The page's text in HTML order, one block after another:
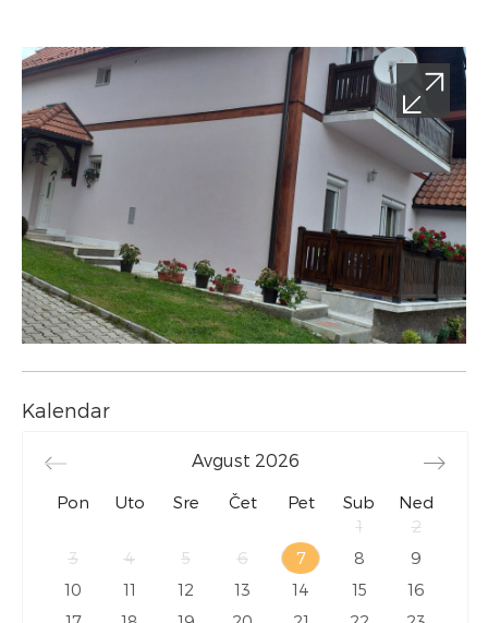
Kalendar
Avgust 2026
Pon Uto Sre Čet Pet Sub
Ned
1
2
3
4 5 6 7 8
9
10
11 12 13 14 15
16